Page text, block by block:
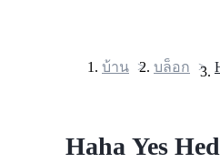
บ้าน > บล็อก >
Haha Yes